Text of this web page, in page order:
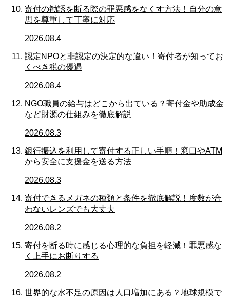
寄付の勧誘を断る際の罪悪感をなくす方法！自分の意
思を尊重して丁寧に対応
2026.08.4
認定NPOと非認定の決定的な違い！寄付者が知ってお
くべき税の優遇
2026.08.4
NGO職員の給与はどこから出ている？寄付金や助成金
など財源の仕組みを徹底解説
2026.08.3
銀行振込を利用して寄付する正しい手順！窓口やATM
から安全に支援金を送る方法
2026.08.3
寄付できるメガネの種類と条件を徹底解説！度数が合
わないレンズでも大丈夫
2026.08.2
寄付を断る時に感じる心理的な負担を軽減！罪悪感な
く上手にお断りする
2026.08.2
世界的な水不足の原因は人口増加にある？地球規模で